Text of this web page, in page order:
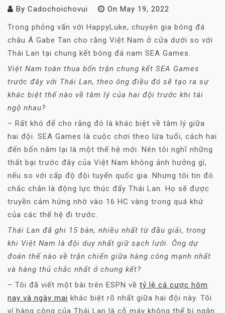
By Cadochoichovui On May 19, 2022
Trong phỏng vấn với HappyLuke, chuyên gia bóng đá
châu Á Gabe Tan cho rằng Việt Nam ở cửa dưới so với
Thái Lan tại chung kết bóng đá nam SEA Games.
Việt Nam toàn thua bốn trận chung kết SEA Games
trước đây với Thái Lan, theo ông điều đó sẽ tạo ra sự
khác biệt thế nào về tâm lý của hai đội trước khi tái
ngộ nhau?
– Rất khó để cho rằng đó là khác biệt về tâm lý giữa
hai đội. SEA Games là cuộc chơi theo lứa tuổi, cách hai
đến bốn năm lại là một thế hệ mới. Nên tôi nghĩ những
thất bại trước đây của Việt Nam không ảnh hưởng gì,
nếu so với cấp độ đội tuyển quốc gia. Nhưng tôi tin đó
chắc chắn là động lực thúc đẩy Thái Lan. Họ sẽ được
truyền cảm hứng nhờ vào 16 HC vàng trong quá khứ
của các thế hệ đi trước.
Thái Lan đã ghi 15 bàn, nhiều nhất từ đầu giải, trong
khi Việt Nam là đội duy nhất giữ sạch lưới. Ông dự
đoán thế nào về trận chiến giữa hàng công mạnh nhất
và hàng thủ chắc nhất ở chung kết?
– Tôi đã viết một bài trên ESPN về tỷ lệ cá cược hôm
nay và ngày mai khác biệt rõ nhất giữa hai đội này. Tôi
ví hàng công của Thái Lan là cỗ máy không thể bị ngăn